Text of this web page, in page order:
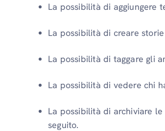
La possibilità di aggiungere
La possibilità di creare
La possibilità di taggare gli
La possibilità di vedere chi
La possibilità di archiviare
seguito.